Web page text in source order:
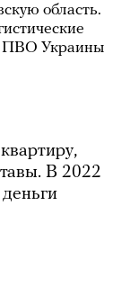
область.
ПВО Украины
В 2022